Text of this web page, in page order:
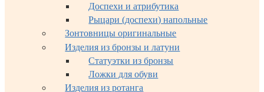
Доспехи и атрибутика
Рыцари (доспехи) напольные
Зонтовницы оригинальные
Изделия из бронзы и латуни
Статуэтки из бронзы
Ложки для обуви
Изделия из ротанга